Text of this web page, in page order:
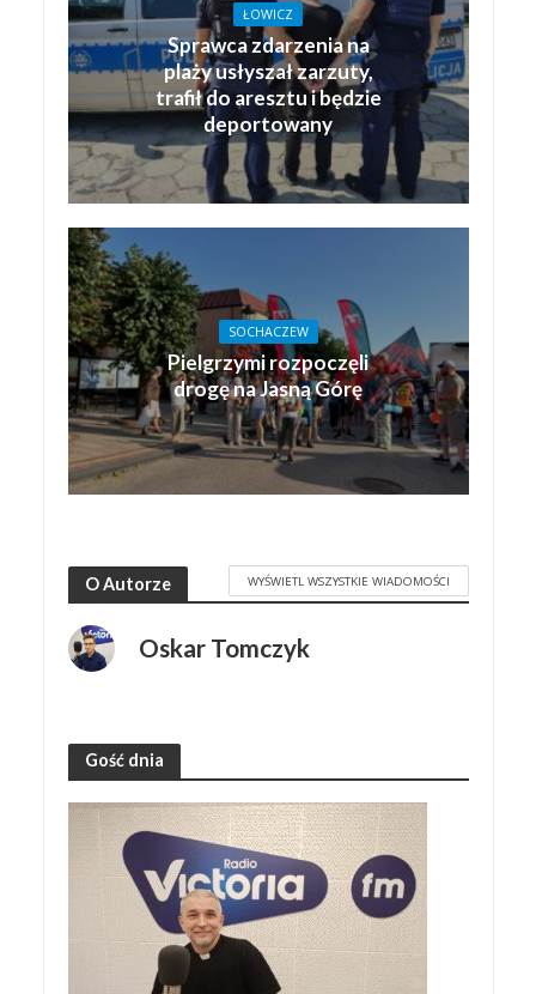
ŁOWICZ
Sprawca zdarzenia na
plaży usłyszał zarzuty,
trafił do aresztu i będzie
deportowany
SOCHACZEW
Pielgrzymi rozpoczęli
drogę na Jasną Górę
O Autorze WYŚWIETL WSZYSTKIE WIADOMOŚCI
Oskar Tomczyk
Gość dnia